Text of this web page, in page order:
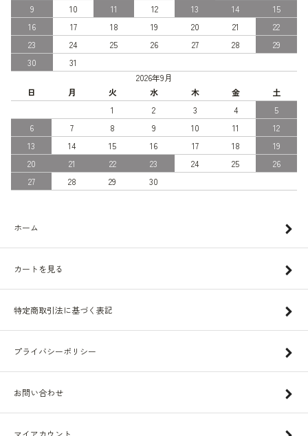
9
10 11 12 13 14
15
16
17 18 19 20 21
22
23
24 25 26 27 28
29
30
31
2026年9月
日
月 火 水 木 金
土
1
2 3 4
5
6
7 8 9 10 11
12
13
14 15 16 17 18
19
20
21 22 23 24 25
26
27
28 29 30
ホーム
カートを見る
特定商取引法に基づく表記
プライバシーポリシー
お問い合わせ